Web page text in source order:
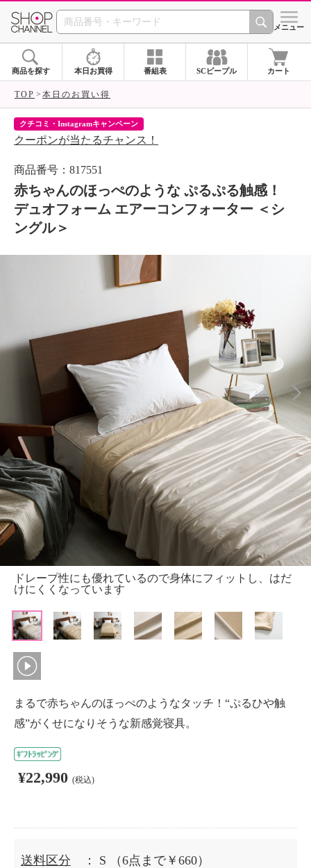
SHOP CHANNEL シメニュー
商品を探す 本日お買得 番組表 SCピープル カート
TOP 本日のお買い得
クチコミ・Instagramキャンペーン
クーポンが当たるチャンス！
商品番号：817551
赤ちゃんのほっぺのような ぷるぷる触感！
デュオフォーム エアーコンフォーター ＜シ
ングル＞
ドレープ性にも優れているので身体にフィットし、はだ
けにくくなっています
まるで赤ちゃんのほっぺのようなタッチ！“ぷるひや触
感”がくせになりそうな新感覚寝具。
¥22,990 (税込)
送料区分 ： S
（6点まで￥660）